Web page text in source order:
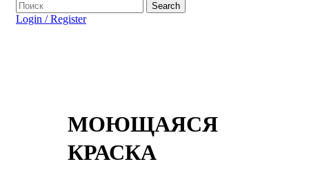
Search
Login / Register
МОЮЩАЯСЯ
КРАСКА